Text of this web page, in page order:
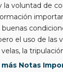
la voluntad de
buenas
el uso de las
la
media
más Notas